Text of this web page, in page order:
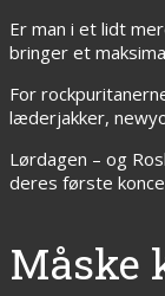
Er man i et lidt
bringer et
For
læderjakker,
Lørdagen – og
deres første
Måske